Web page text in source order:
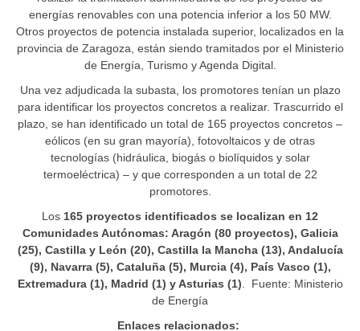
energías renovables con una potencia inferior a los 50 MW.
Otros proyectos de potencia instalada superior, localizados en la
provincia de Zaragoza, están siendo tramitados por el Ministerio
de Energía, Turismo y Agenda Digital.
Una vez adjudicada la subasta, los promotores tenían un plazo
para identificar los proyectos concretos a realizar. Trascurrido el
plazo, se han identificado un total de 165 proyectos concretos –
eólicos (en su gran mayoría), fotovoltaicos y de otras
tecnologías (hidráulica, biogás o biolíquidos y solar
termoeléctrica) – y que corresponden a un total de 22
promotores.
Los 165 proyectos identificados se localizan en 12
Comunidades Autónomas: Aragón (80 proyectos), Galicia
(25), Castilla y León (20), Castilla la Mancha (13), Andalucía
(9), Navarra (5), Cataluña (5), Murcia (4), País Vasco (1),
Extremadura (1), Madrid (1) y Asturias (1) . Fuente: Ministerio
de Energía
Enlaces relacionados: